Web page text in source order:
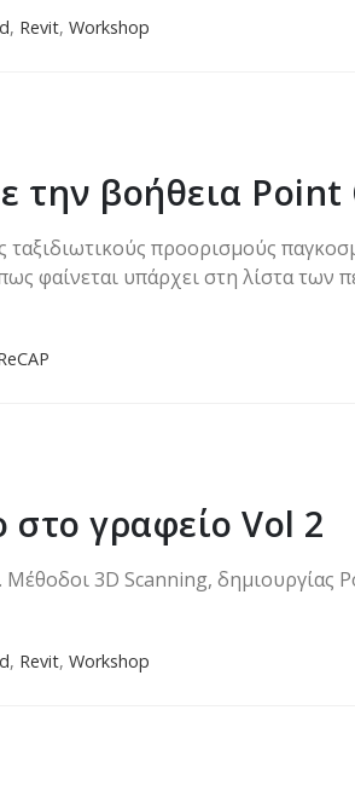
, Revit,Workshop
την βοήθεια Point
ταξιδιωτικούς προορισμούς
φαίνεται υπάρχει στη λίστα των
γραφείο Vol 2
3D Scanning, δημιουργίας
, Revit,Workshop